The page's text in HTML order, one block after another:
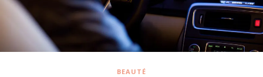
BEAUTÉ